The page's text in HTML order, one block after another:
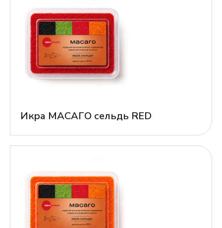
Икра МАСАГО сельдь RED